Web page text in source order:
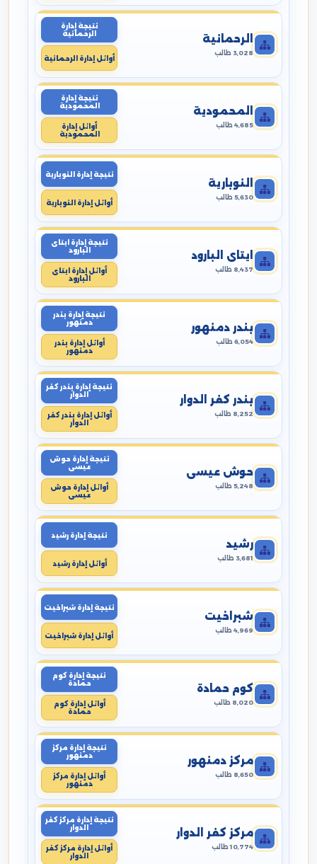
الرحمانية
3,028 طالب
نتيجة إدارة
الرحمانية
أوائل إدارة الرحمانية
المحمودية
4,685 طالب
نتيجة إدارة
المحمودية
أوائل إدارة
المحمودية
النوبارية
5,630 طالب
نتيجة إدارة النوبارية
أوائل إدارة النوبارية
ايتاى البارود
8,437 طالب
نتيجة إدارة ايتاى
البارود
أوائل إدارة ايتاى
البارود
بندر دمنهور
6,054 طالب
نتيجة إدارة بندر
دمنهور
أوائل إدارة بندر
دمنهور
بندر كفر الدوار
8,252 طالب
نتيجة إدارة بندر كفر
الدوار
أوائل إدارة بندر كفر
الدوار
حوش عيسى
5,248 طالب
نتيجة إدارة حوش
عيسى
أوائل إدارة حوش
عيسى
رشيد
3,681 طالب
نتيجة إدارة رشيد
أوائل إدارة رشيد
شبراخيت
4,969 طالب
نتيجة إدارة شبراخيت
أوائل إدارة شبراخيت
كوم حمادة
8,020 طالب
نتيجة إدارة كوم
حمادة
أوائل إدارة كوم
حمادة
مركز دمنهور
8,650 طالب
نتيجة إدارة مركز
دمنهور
أوائل إدارة مركز
دمنهور
مركز كفر الدوار
10,774 طالب
نتيجة إدارة مركز كفر
الدوار
أوائل إدارة مركز كفر
الدوار